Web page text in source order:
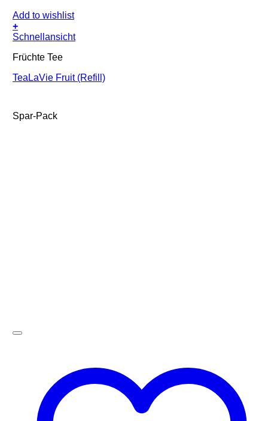
Add to wishlist
+
Schnellansicht
Früchte Tee
TeaLaVie Fruit (Refill)
Spar-Pack